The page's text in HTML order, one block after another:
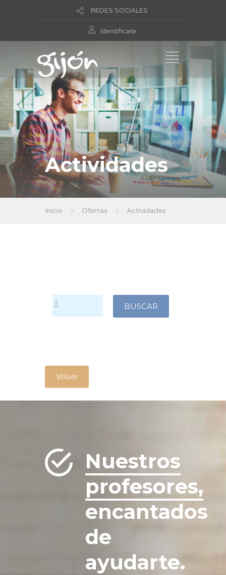
REDES SOCIALES
Identificate
Actividades
Inicio Ofertas Actividades
Volver
Nuestros
profesores,
encantados
de
ayudarte.